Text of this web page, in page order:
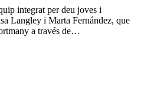
integrat per deu joves i
Langley i Marta Fernández, que
a través de…